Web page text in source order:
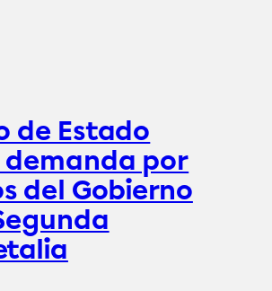
de Estado
por
del Gobierno